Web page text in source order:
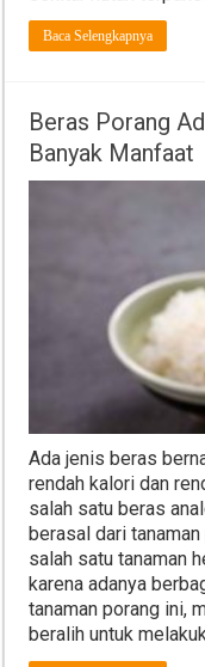
Baca Selengkapnya
Beras Porang
Banyak Manfaat
Ada jenis beras
rendah kalori dan
salah satu beras
berasal dari
salah satu tanaman
karena adanya
tanaman porang ini,
beralih untuk